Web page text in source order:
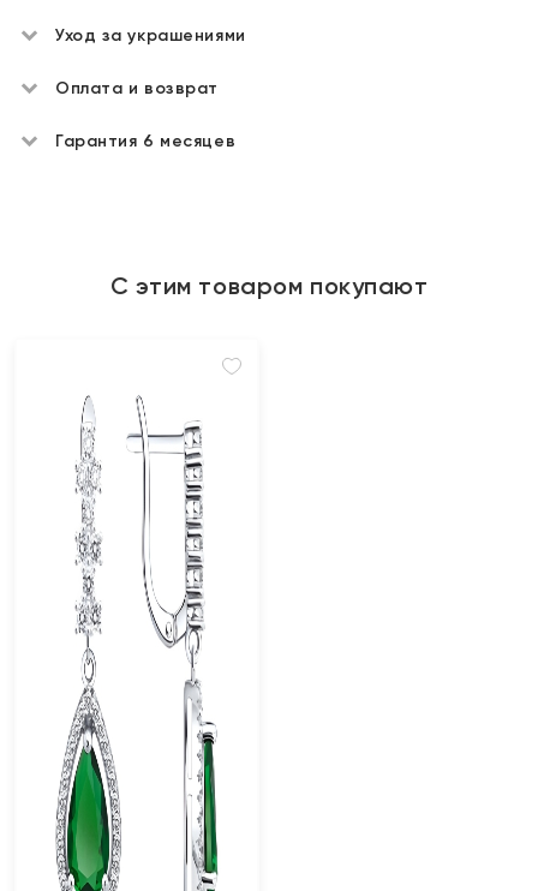
Уход за украшениями
Оплата и возврат
Гарантия 6 месяцев
С этим товаром покупают